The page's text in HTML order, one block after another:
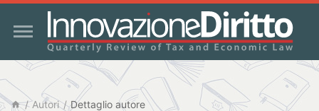
Autori Dettaglio autore